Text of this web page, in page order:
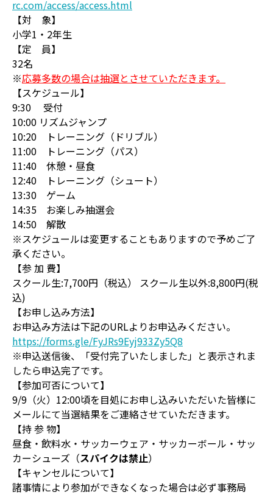
rc.com/access/access.html
【対 象】
小学1・2年生
【定 員】
32名
※応募多数の場合は抽選とさせていただきます。
【スケジュール】
9:30 受付
10:00 リズムジャンプ
10:20 トレーニング（ドリブル）
11:00 トレーニング（パス）
11:40 休憩・昼食
12:40 トレーニング（シュート）
13:30 ゲーム
14:35 お楽しみ抽選会
14:50 解散
※スケジュールは変更することもありますので予めご了
承ください。
【参 加 費】
スクール生:7,700円（税込） スクール生以外:8,800円(税
込)
【お申し込み方法】
お申込み方法は下記のURLよりお申込みください。
https://forms.gle/FyJRs9Eyj933Zy5Q8
※申込送信後、「受付完了いたしました」と表示されま
したら申込完了です。
【参加可否について】
9/9（火）12:00頃を目処にお申し込みいただいた皆様に
メールにて当選結果をご連絡させていただきます。
【持 参 物】
昼食・飲料水・サッカーウェア・サッカーボール・サッ
カーシューズ（スパイクは禁止）
【キャンセルについて】
諸事情により参加ができなくなった場合は必ず事務局